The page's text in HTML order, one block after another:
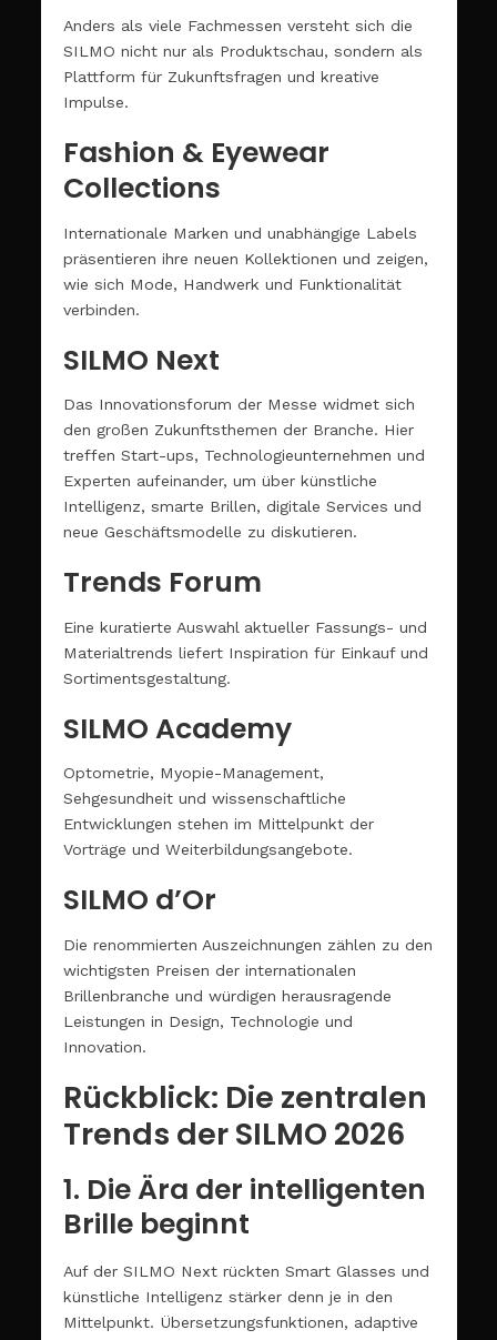
Anders als viele Fachmessen versteht sich die
SILMO nicht nur als Produktschau, sondern als
Plattform für Zukunftsfragen und kreative
Impulse.
Fashion & Eyewear
Collections
Internationale Marken und unabhängige Labels
präsentieren ihre neuen Kollektionen und zeigen,
wie sich Mode, Handwerk und Funktionalität
verbinden.
SILMO Next
Das Innovationsforum der Messe widmet sich
den großen Zukunftsthemen der Branche. Hier
treffen Start-ups, Technologieunternehmen und
Experten aufeinander, um über künstliche
Intelligenz, smarte Brillen, digitale Services und
neue Geschäftsmodelle zu diskutieren.
Trends Forum
Eine kuratierte Auswahl aktueller Fassungs- und
Materialtrends liefert Inspiration für Einkauf und
Sortimentsgestaltung.
SILMO Academy
Optometrie, Myopie-Management,
Sehgesundheit und wissenschaftliche
Entwicklungen stehen im Mittelpunkt der
Vorträge und Weiterbildungsangebote.
SILMO d’Or
Die renommierten Auszeichnungen zählen zu den
wichtigsten Preisen der internationalen
Brillenbranche und würdigen herausragende
Leistungen in Design, Technologie und
Innovation.
Rückblick: Die zentralen
Trends der SILMO 2026
1. Die Ära der intelligenten
Brille beginnt
Auf der SILMO Next rückten Smart Glasses und
künstliche Intelligenz stärker denn je in den
Mittelpunkt. Übersetzungsfunktionen, adaptive